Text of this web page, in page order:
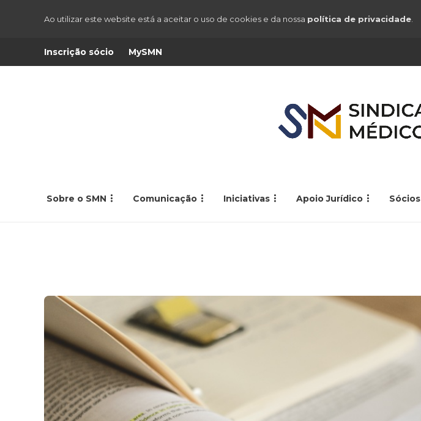
Ao utilizar este website está a aceitar o uso de cookies e da nossa política de privacidade
Inscrição sócio MySMN
Sobre o SMN Comunicação Iniciativas Apoio Jurídico Sócios